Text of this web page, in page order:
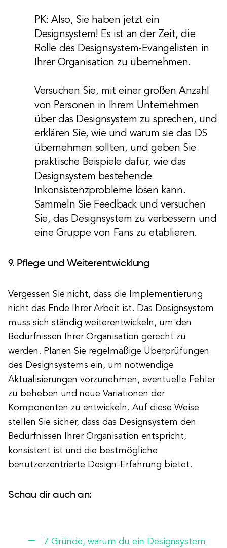
PK: Also, Sie haben jetzt ein
Designsystem! Es ist an der Zeit, die
Rolle des Designsystem-Evangelisten in
Ihrer Organisation zu übernehmen.
Versuchen Sie, mit einer großen Anzahl
von Personen in Ihrem Unternehmen
über das Designsystem zu sprechen, und
erklären Sie, wie und warum sie das DS
übernehmen sollten, und geben Sie
praktische Beispiele dafür, wie das
Designsystem bestehende
Inkonsistenzprobleme lösen kann.
Sammeln Sie Feedback und versuchen
Sie, das Designsystem zu verbessern und
eine Gruppe von Fans zu etablieren.
9. Pflege und Weiterentwicklung
Vergessen Sie nicht, dass die Implementierung
nicht das Ende Ihrer Arbeit ist. Das Designsystem
muss sich ständig weiterentwickeln, um den
Bedürfnissen Ihrer Organisation gerecht zu
werden. Planen Sie regelmäßige Überprüfungen
des Designsystems ein, um notwendige
Aktualisierungen vorzunehmen, eventuelle Fehler
zu beheben und neue Variationen der
Komponenten zu entwickeln. Auf diese Weise
stellen Sie sicher, dass das Designsystem den
Bedürfnissen Ihrer Organisation entspricht,
konsistent ist und die bestmögliche
benutzerzentrierte Design-Erfahrung bietet.
Schau dir auch an:
7 Gründe, warum du ein Designsystem